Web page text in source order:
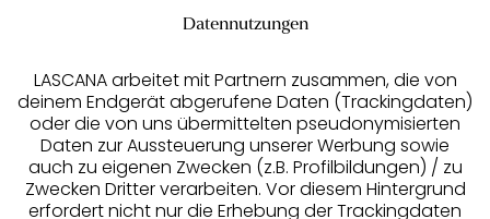
Services
Datennutzungen
LASCANA arbeitet mit Partnern zusammen, die von
deinem Endgerät abgerufene Daten (Trackingdaten)
oder die von uns übermittelten pseudonymisierten
Daten zur Aussteuerung unserer Werbung sowie
auch zu eigenen Zwecken (z.B. Profilbildungen) / zu
Zwecken Dritter verarbeiten. Vor diesem Hintergrund
erfordert nicht nur die Erhebung der Trackingdaten